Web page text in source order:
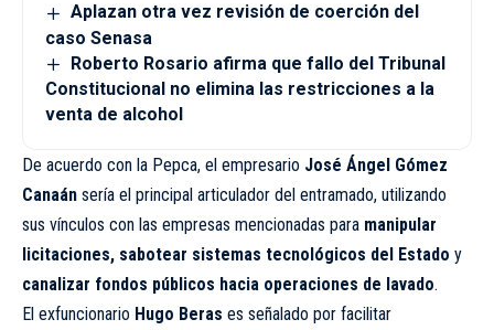
Aplazan otra vez revisión de coerción del
caso Senasa
Roberto Rosario afirma que fallo del Tribunal
Constitucional no elimina las restricciones a la
venta de alcohol
De acuerdo con la Pepca, el empresario José Ángel Gómez
Canaán sería el principal articulador del entramado, utilizando
sus vínculos con las empresas mencionadas para manipular
licitaciones, sabotear sistemas tecnológicos del Estado y
canalizar fondos públicos hacia operaciones de lavado.
El exfuncionario Hugo Beras es señalado por facilitar